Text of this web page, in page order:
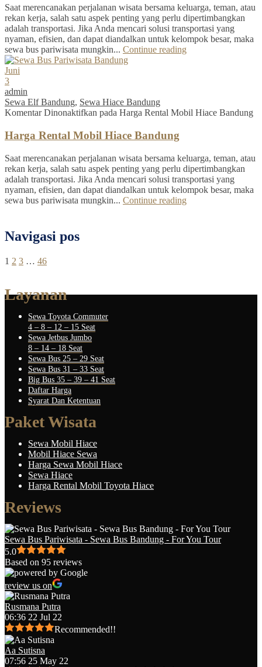
Saat merencanakan perjalanan wisata bersama keluarga, teman, atau
rekan kerja, salah satu aspek penting yang perlu dipertimbangkan
adalah transportasi. Jika Anda mencari solusi transportasi yang
nyaman, efisien, dan dapat diandalkan untuk kelompok besar, maka
sewa bus pariwisata mungkin... Continue reading
Juni
3
admin
Sewa Elf Bandung, Sewa Hiace Bandung
Komentar Dinonaktifkan pada Harga Rental Mobil Hiace Bandung
Harga Rental Mobil Hiace Bandung
Saat merencanakan perjalanan wisata bersama keluarga, teman, atau
rekan kerja, salah satu aspek penting yang perlu dipertimbangkan
adalah transportasi. Jika Anda mencari solusi transportasi yang
nyaman, efisien, dan dapat diandalkan untuk kelompok besar, maka
sewa bus pariwisata mungkin... Continue reading
Navigasi pos
1 2 3 … 46
Layanan
Sewa Toyota Commuter
4 – 8 – 12 – 15 Seat
Sewa Jetbus Jumbo
8 – 14 – 18 Seat
Sewa Bus 25 – 29 Seat
Sewa Bus 31 – 33 Seat
Big Bus 35 – 39 – 41 Seat
Daftar Harga
Syarat Dan Ketentuan
Paket Wisata
Sewa Mobil Hiace
Mobil Hiace Sewa
Harga Sewa Mobil Hiace
Sewa Hiace
Harga Rental Mobil Toyota Hiace
Reviews
Sewa Bus Pariwisata - Sewa Bus Bandung - For You Tour
5.0
Based on 95 reviews
review us on
Rusmana Putra
06:36 22 Jul 22
Recommended!!
Aa Sutisna
07:56 25 May 22